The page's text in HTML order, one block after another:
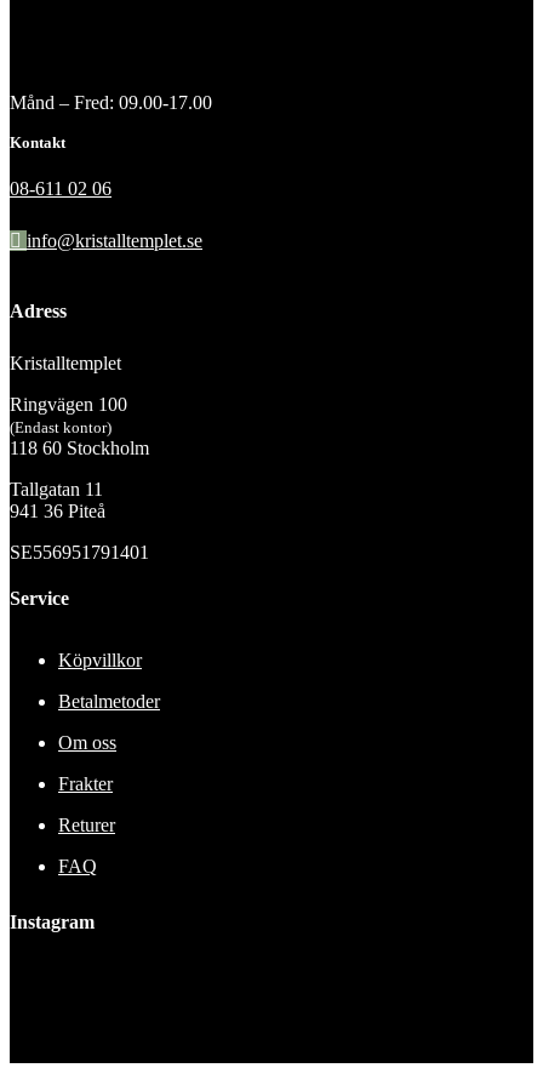
Månd – Fred: 09.00-17.00
Kontakt
08-611 02 06
info@kristalltemplet.se
Adress
Kristalltemplet
Ringvägen 100
(Endast kontor)
118 60 Stockholm
Tallgatan 11
941 36 Piteå
SE556951791401
Service
Köpvillkor
Betalmetoder
Om oss
Frakter
Returer
FAQ
Instagram